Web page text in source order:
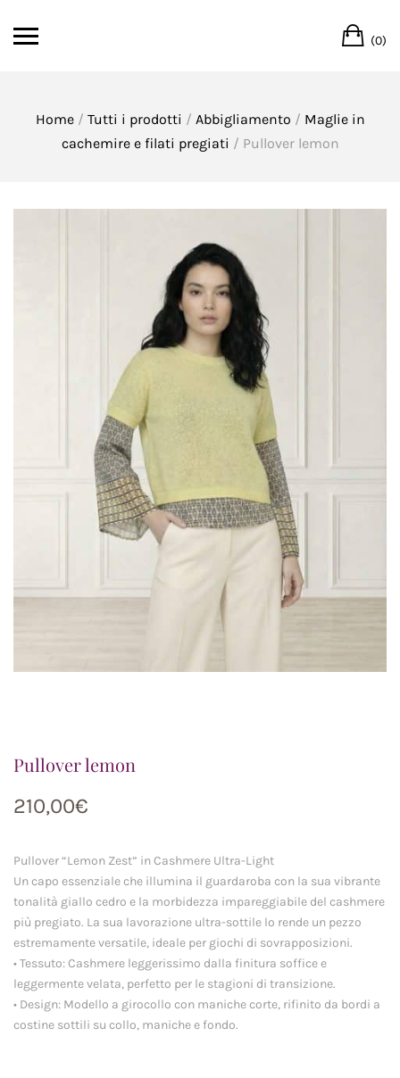
(0)
Home/ Tutti i prodotti / Abbigliamento / Maglie in
cachemire e filati pregiati / Pullover lemon
Pullover lemon
210,00€
Pullover “Lemon Zest” in Cashmere Ultra-Light
Un capo essenziale che illumina il guardaroba con la sua vibrante
tonalità giallo cedro e la morbidezza impareggiabile del cashmere
più pregiato. La sua lavorazione ultra-sottile lo rende un pezzo
estremamente versatile, ideale per giochi di sovrapposizioni.
• Tessuto: Cashmere leggerissimo dalla finitura soffice e
leggermente velata, perfetto per le stagioni di transizione.
• Design: Modello a girocollo con maniche corte, rifinito da bordi a
costine sottili su collo, maniche e fondo.